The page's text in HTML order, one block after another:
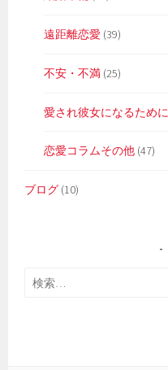
遠距離恋愛 (39)
不安・不満 (25)
愛され彼女になるために
恋愛コラムその他 (47)
ブログ (10)
検